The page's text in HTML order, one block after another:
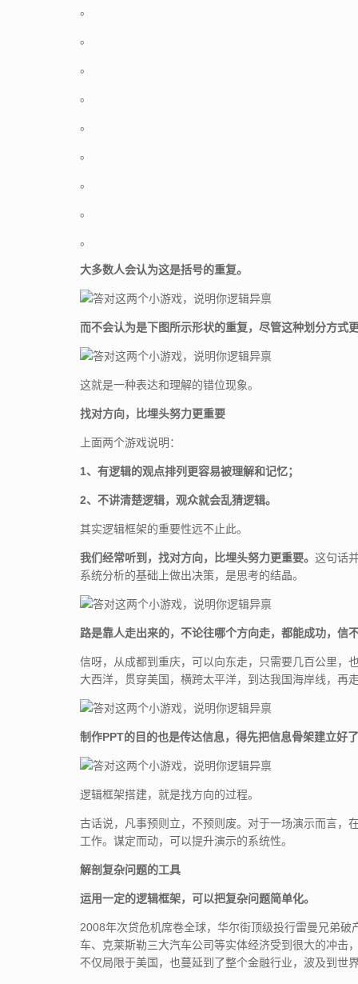
。
。
。
。
。
。
。
。
。
大多数人会认为这是括号的重复。
而不会认为是下图所示形状的重复，尽管这种划分方式
这就是一种表达和理解的错位现象。
找对方向，比埋头努力更重要
上面两个游戏说明：
1、有逻辑的观点排列更容易被理解和记忆；
2、不讲清楚逻辑，观众就会乱猜逻辑。
其实逻辑框架的重要性远不止此。
我们经常听到，找对方向，比埋头努力更重要。 这句话
系统分析的基础上做出决策，是思考的结晶。
路是靠人走出来的，不论往哪个方向走，都能成功，信
信呀，从成都到重庆，可以向东走，只需要几百公里，
大西洋，贯穿美国，横跨太平洋，到达我国海岸线，再
制作PPT的目的也是传达信息，得先把信息骨架建立好
逻辑框架搭建，就是找方向的过程。
古话说，凡事预则立，不预则废。对于一场演示而言，
工作。谋定而动，可以提升演示的系统性。
解剖复杂问题的工具
运用一定的逻辑框架，可以把复杂问题简单化。
2008年次贷危机席卷全球，华尔街顶级投行雷曼兄弟
车、克莱斯勒三大汽车公司等实体经济受到很大的冲击
不仅局限于美国，也蔓延到了整个金融行业，波及到世